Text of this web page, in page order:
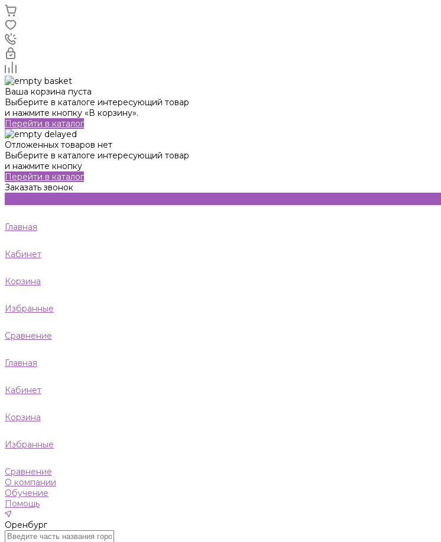
Ваша корзина пуста
Выберите в каталоге интересующий товар
и нажмите кнопку «В корзину».
Перейти в каталог
Отложенных товаров нет
Выберите в каталоге интересующий товар
и нажмите кнопку
Перейти в каталог
Заказать звонок
Главная
Кабинет
Корзина
Избранные
Сравнение
Главная
Кабинет
Корзина
Избранные
Сравнение
О компании
Обучение
Помощь
Оренбург